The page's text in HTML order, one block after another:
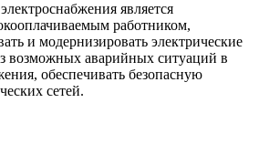
является
работником,
и модернизировать электрические
возможных аварийных ситуаций в
обеспечивать безопасную
сетей.